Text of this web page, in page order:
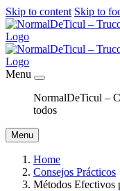
Skip to content Skip to
Menu
NormalDeTicul –
todos
Menu
Home
Consejos Prácticos
Métodos Efectivos